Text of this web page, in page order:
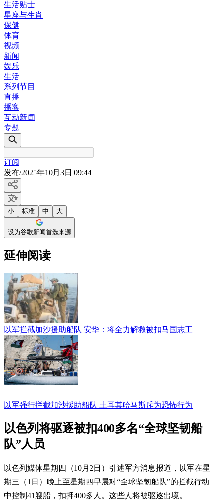
生活贴士
星座与生肖
保健
体育
视频
新闻
娱乐
生活
系列节目
直播
播客
互动新闻
专题
订阅
发布/2025年10月3日 09:44
小 标准 中 大
设为谷歌新闻首选来源
延伸阅读
以军拦截加沙援助船队 安华：将全力解救被扣马国志工
以军强行拦截加沙援助船队 土耳其哈马斯斥为恐怖行为
以色列将驱逐被扣400多名“全球坚韧船
队”人员
以色列媒体星期四（10月2日）引述军方消息报道，以军在星
期三（1日）晚上至星期四早晨对“全球坚韧船队”的拦截行动
中控制41艘船，扣押400多人。这些人将被驱逐出境。